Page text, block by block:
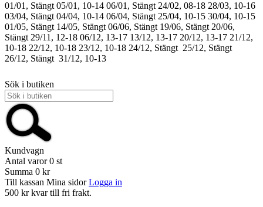
01/01, Stängt 05/01, 10-14 06/01, Stängt 24/02, 08-18 28/03, 10-16
03/04, Stängt 04/04, 10-14 06/04, Stängt 25/04, 10-15 30/04, 10-15
01/05, Stängt 14/05, Stängt 06/06, Stängt 19/06, Stängt 20/06,
Stängt 29/11, 12-18 06/12, 13-17 13/12, 13-17 20/12, 13-17 21/12,
10-18 22/12, 10-18 23/12, 10-18 24/12, Stängt 25/12, Stängt
26/12, Stängt 31/12, 10-13
Sök i butiken
Kundvagn
Antal varor 0 st
Summa 0 kr
Till kassan Mina sidor Logga in
500 kr kvar till fri frakt.